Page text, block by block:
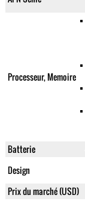
Processeur, Memoire
Batterie
Design
Prix du marché (USD)